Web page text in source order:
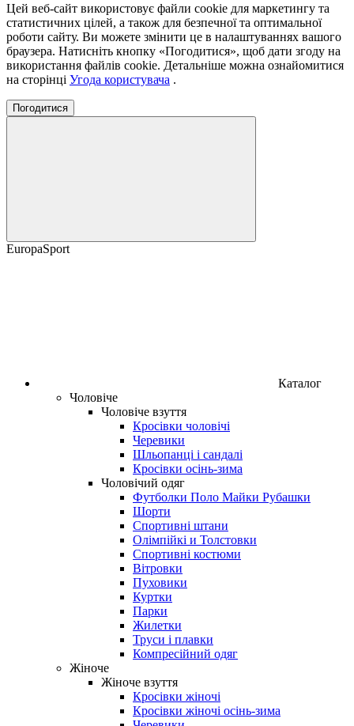
Цей веб-сайт використовує файли cookie для маркетингу та
статистичних цілей, а також для безпечної та оптимальної
роботи сайту. Ви можете змінити це в налаштуваннях вашого
браузера. Натисніть кнопку «Погодитися», щоб дати згоду на
використання файлів cookie. Детальніше можна ознайомитися
на сторінці Угода користувача .
Погодитися
EuropaSport
Каталог
Чоловіче
Чоловіче взуття
Кросівки чоловічі
Черевики
Шльопанці і сандалі
Кросівки осінь-зима
Чоловічий одяг
Футболки Поло Майки Рубашки
Шорти
Спортивні штани
Олімпійкі и Толстовки
Спортивні костюми
Вітровки
Пуховики
Куртки
Парки
Жилетки
Труси і плавки
Компресійний одяг
Жіноче
Жіноче взуття
Кросівки жіночі
Кросівки жіночі осінь-зима